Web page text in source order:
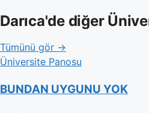
Darıca'de diğer
Tümünü gör →
Üniversite Panosu
BUNDAN UYGUNU YOK